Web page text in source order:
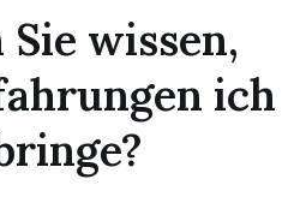
wissen,
ich